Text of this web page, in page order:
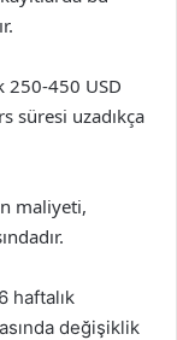
250-450 USD
süresi uzadıkça
maliyeti,
haftalık
değişiklik